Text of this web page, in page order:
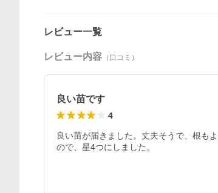
レビュー一覧
レビュー内容 （口コミ）
良い苗です
4
良い苗が届きました。丈夫そうで、根も
ので、星4つにしました。